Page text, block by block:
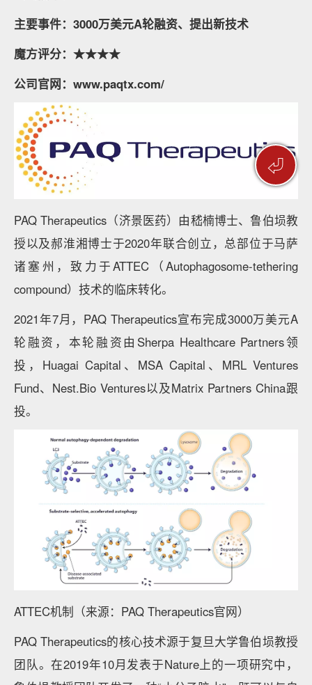
⏎
主要事件：3000万美元A轮融资、提出新技术
魔方评分：★★★★
公司官网：www.paqtx.com/
PAQ Therapeutics（济景医药）由嵇楠博士、鲁伯埙教
授以及郝淮湘博士于2020年联合创立，总部位于马萨
诸塞州，致力于ATTEC（Autophagosome-tethering
compound）技术的临床转化。
2021年7月，PAQ Therapeutics宣布完成3000万美元A
轮融资，本轮融资由Sherpa Healthcare Partners领
投，Huagai Capital、MSA Capital、MRL Ventures
Fund、Nest.Bio Ventures以及Matrix Partners China跟
投。
ATTEC机制（来源：PAQ Therapeutics官网）
PAQ Therapeutics的核心技术源于复旦大学鲁伯埙教授
团队。在2019年10月发表于Nature上的一项研究中，